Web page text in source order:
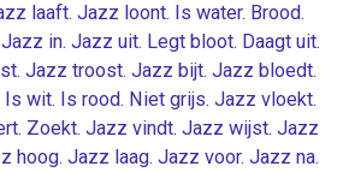
laaft. Jazz loont. Is water. Brood.
in. Jazz uit. Legt bloot. Daagt uit.
Jazz troost. Jazz bijt. Jazz bloedt.
wit. Is rood. Niet grijs. Jazz vloekt.
Zoekt. Jazz vindt. Jazz wijst. Jazz
hoog. Jazz laag. Jazz voor. Jazz na.